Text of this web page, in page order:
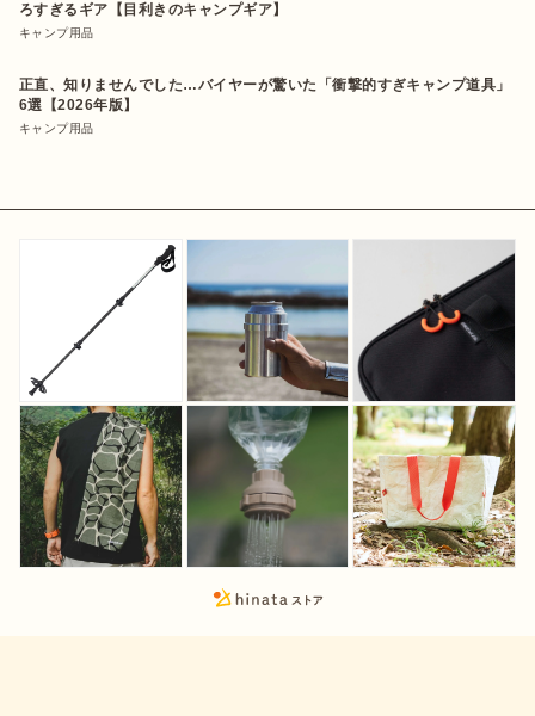
ろすぎるギア【目利きのキャンプギア】
キャンプ用品
正直、知りませんでした…バイヤーが驚いた「衝撃的すぎキャンプ道具」
6選【2026年版】
キャンプ用品